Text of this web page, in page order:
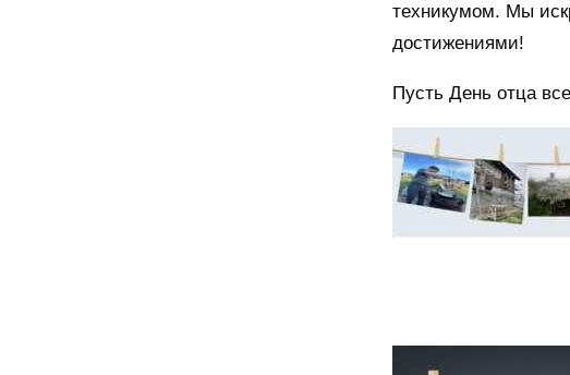
техникумом. Мы
достижениями!
Пусть День отца